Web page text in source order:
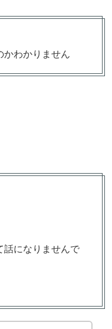
かわかりません
話になりませんで